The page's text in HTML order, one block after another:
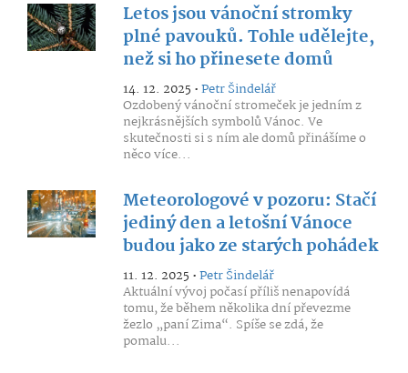
Letos jsou vánoční stromky
plné pavouků. Tohle udělejte,
než si ho přinesete domů
14. 12. 2025 •Petr Šindelář
Ozdobený vánoční stromeček je jedním z
nejkrásnějších symbolů Vánoc. Ve
skutečnosti si s ním ale domů přinášíme o
něco více...
Meteorologové v pozoru: Stačí
jediný den a letošní Vánoce
budou jako ze starých pohádek
11. 12. 2025 •Petr Šindelář
Aktuální vývoj počasí příliš nenapovídá
tomu, že během několika dní převezme
žezlo „paní Zima“. Spíše se zdá, že
pomalu...